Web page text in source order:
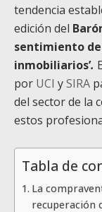
tendencia
edición del
sentimiento
inmobiliarios’.
por UCI ySIRA
del sector de la
estos
Tabla de
La
recuperación